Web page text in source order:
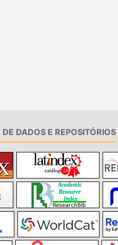
DADOS E REPOSITÓRIOS